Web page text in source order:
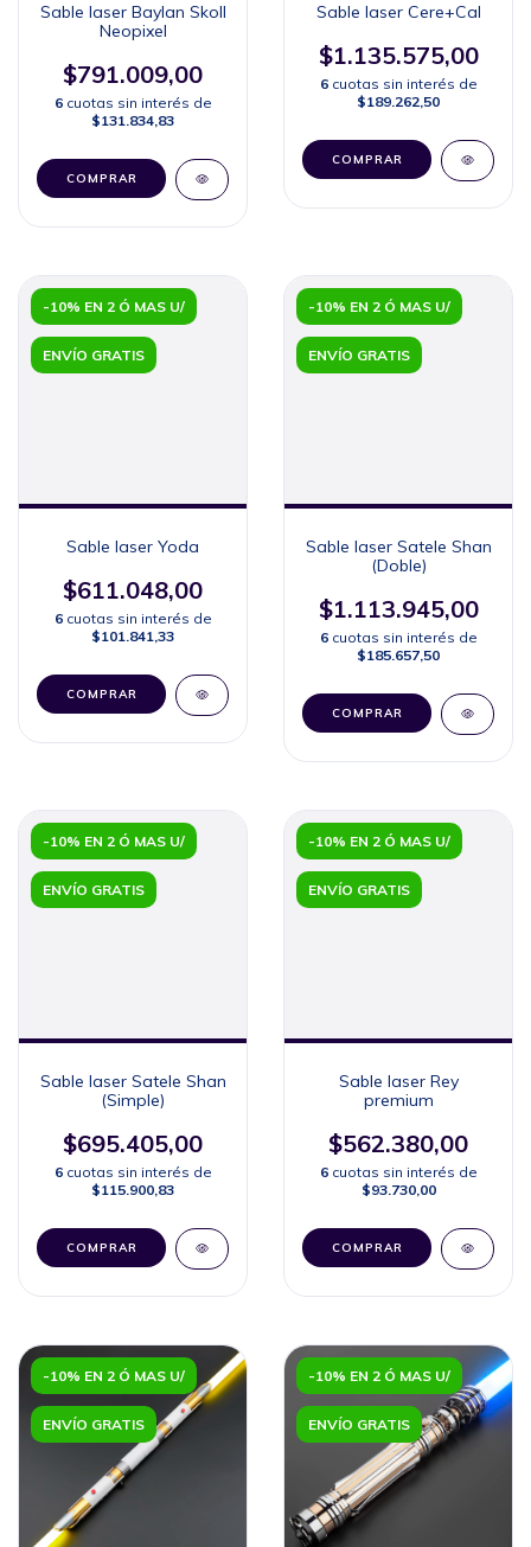
Sable laser Baylan Skoll
Neopixel
$791.009,00
6 cuotas sin interés de
$131.834,83
COMPRAR
Sable laser Cere+Cal
$1.135.575,00
6 cuotas sin interés de
$189.262,50
COMPRAR
-10% EN 2 Ó MAS U/
ENVÍO GRATIS
Sable laser Yoda
$611.048,00
6 cuotas sin interés de
$101.841,33
COMPRAR
-10% EN 2 Ó MAS U/
ENVÍO GRATIS
Sable laser Satele Shan
(Doble)
$1.113.945,00
6 cuotas sin interés de
$185.657,50
COMPRAR
-10% EN 2 Ó MAS U/
ENVÍO GRATIS
Sable laser Satele Shan
(Simple)
$695.405,00
6 cuotas sin interés de
$115.900,83
COMPRAR
-10% EN 2 Ó MAS U/
ENVÍO GRATIS
Sable laser Rey
premium
$562.380,00
6 cuotas sin interés de
$93.730,00
COMPRAR
-10% EN 2 Ó MAS U/
ENVÍO GRATIS
-10% EN 2 Ó MAS U/
ENVÍO GRATIS